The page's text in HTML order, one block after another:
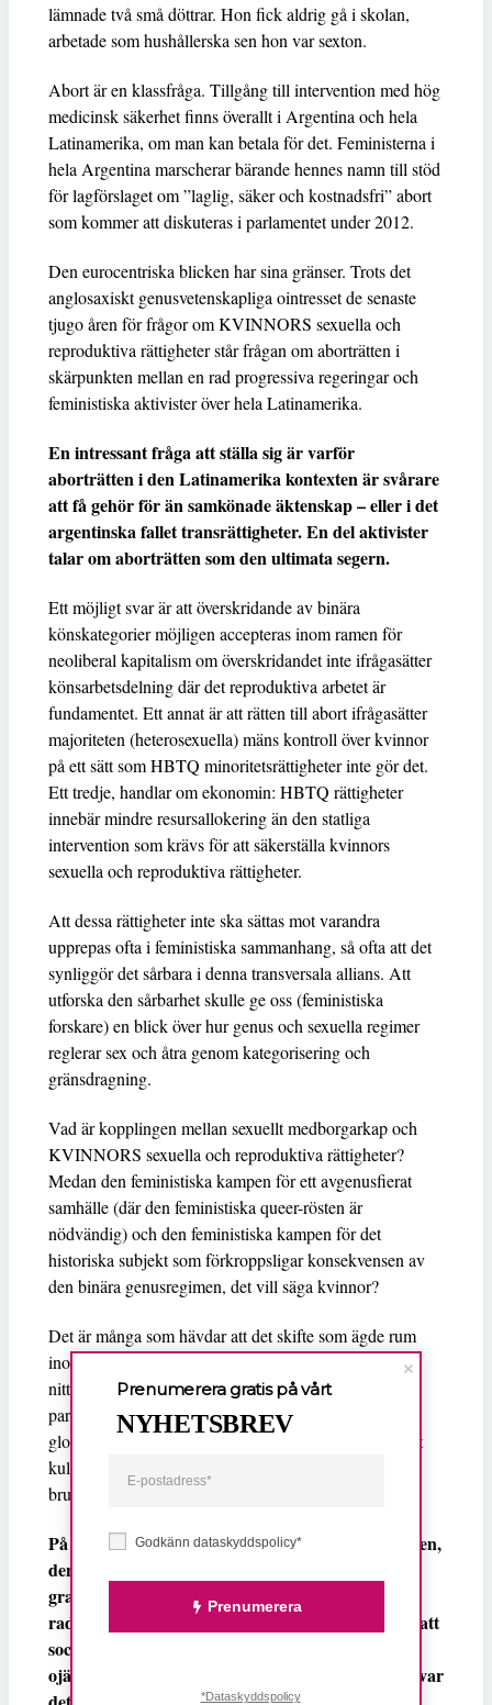
lämnade två små döttrar. Hon fick aldrig gå i skolan,
arbetade som hushållerska sen hon var sexton.
Abort är en klassfråga. Tillgång till intervention med hög
medicinsk säkerhet finns överallt i Argentina och hela
Latinamerika, om man kan betala för det. Feministerna i
hela Argentina marscherar bärande hennes namn till stöd
för lagförslaget om ”laglig, säker och kostnadsfri” abort
som kommer att diskuteras i parlamentet under 2012.
Den eurocentriska blicken har sina gränser. Trots det
anglosaxiskt genusvetenskapliga ointresset de senaste
tjugo åren för frågor om KVINNORS sexuella och
reproduktiva rättigheter står frågan om aborträtten i
skärpunkten mellan en rad progressiva regeringar och
feministiska aktivister över hela Latinamerika.
En intressant fråga att ställa sig är varför
aborträtten i den Latinamerika kontexten är svårare
att få gehör för än samkönade äktenskap – eller i det
argentinska fallet transrättigheter. En del aktivister
talar om aborträtten som den ultimata segern.
Ett möjligt svar är att överskridande av binära
könskategorier möjligen accepteras inom ramen för
neoliberal kapitalism om överskridandet inte ifrågasätter
könsarbetsdelning där det reproduktiva arbetet är
fundamentet. Ett annat är att rätten till abort ifrågasätter
majoriteten (heterosexuella) mäns kontroll över kvinnor
på ett sätt som HBTQ minoritetsrättigheter inte gör det.
Ett tredje, handlar om ekonomin: HBTQ rättigheter
innebär mindre resursallokering än den statliga
intervention som krävs för att säkerställa kvinnors
sexuella och reproduktiva rättigheter.
Att dessa rättigheter inte ska sättas mot varandra
upprepas ofta i feministiska sammanhang, så ofta att det
synliggör det sårbara i denna transversala allians. Att
utforska den sårbarhet skulle ge oss (feministiska
forskare) en blick över hur genus och sexuella regimer
reglerar sex och åtra genom kategorisering och
gränsdragning.
Vad är kopplingen mellan sexuellt medborgarkap och
KVINNORS sexuella och reproduktiva rättigheter?
Medan den feministiska kampen för ett avgenusfierat
samhälle (där den feministiska queer-rösten är
nödvändig) och den feministiska kampen för det
historiska subjekt som förkroppsligar konsekvensen av
den binära genusregimen, det vill säga kvinnor?
Det är många som hävdar att det skifte som ägde rum
inom samhällsvetenskap och humaniora i början av
nittiotalet, ett skift från ekonomin till kultur, äger
paradoxalt nog rum i en tid där klasskillnader ökar
globalt och siffror på börsmarknaden styr allas liv. Det
kulturella skiftet i genusvetenskap har varit obehagligt
brutal.
På mindre än tio år försvann den kvinnliga kroppen,
den blödande, bröstcancerattackerade, åldrande,
gravida kvinnokroppen. Det hävdades att
radikalfeminister överfokuserade på sex och våld, att
socialistiska feminister överfokuserade på
ojämlikheter i arbete och att patriarkatbegreppet var
Godkänn dataskyddspolicy*
Prenumerera
Prenumerera gratis på vårt
NYHETSBREV
*Dataskyddspolicy